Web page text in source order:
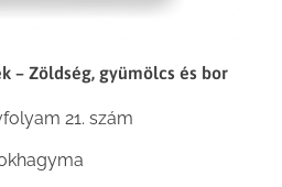
– Zöldség, gyümölcs és bor
21. szám